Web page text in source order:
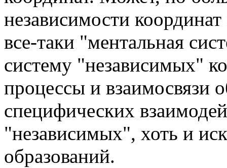
независимости
все-таки "ментальная
систему "независимых"
процессы и взаимосвязи
специфических
"независимых", хоть и
образований.